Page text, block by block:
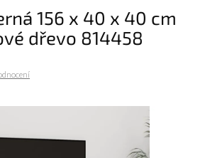
156 x 40 x 40 cm
dřevo 814458
je 0,0 z 5 hvězdiček.